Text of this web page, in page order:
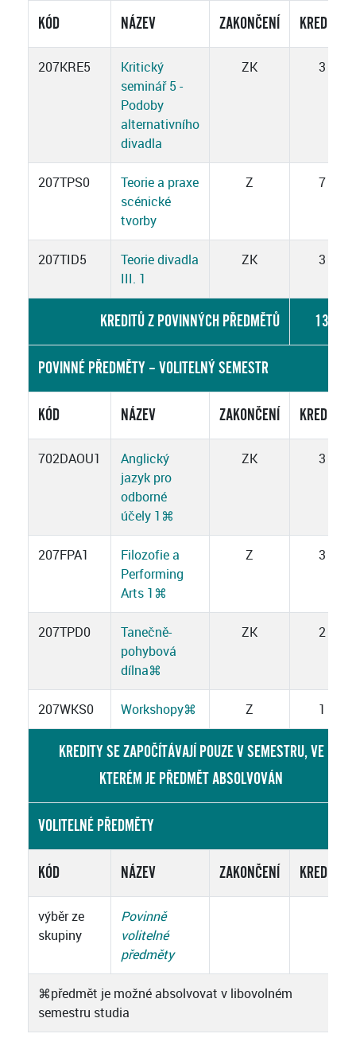
KÓD NÁZEV ZAKONČENÍ KREDITY
207KRE5
Kritický
seminář 5 -
Podoby
alternativního
divadla
ZK 3
207TPS0
Teorie a praxe
scénické
tvorby
Z 7
207TID5
Teorie divadla
III. 1
ZK 3
KREDITŮ Z POVINNÝCH PŘEDMĚTŮ 13
POVINNÉ PŘEDMĚTY – VOLITELNÝ SEMESTR
KÓD NÁZEV ZAKONČENÍ KREDITY
702DAOU1
Anglický
jazyk pro
odborné
účely 1 ⌘
ZK 3
207FPA1
Filozofie a
Performing
Arts 1 ⌘
Z 3
207TPD0
Tanečně-
pohybová
dílna⌘
ZK 2
207WKS0 Workshopy⌘ Z 1
KREDITY SE ZAPOČÍTÁVAJÍ POUZE V SEMESTRU, VE
KTERÉM JE PŘEDMĚT ABSOLVOVÁN
VOLITELNÉ PŘEDMĚTY
KÓD NÁZEV ZAKONČENÍ KREDITY
výběr ze
skupiny
Povinně
volitelné
předměty
⌘předmět je možné absolvovat v libovolném
semestru studia